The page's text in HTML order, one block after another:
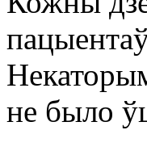
не было